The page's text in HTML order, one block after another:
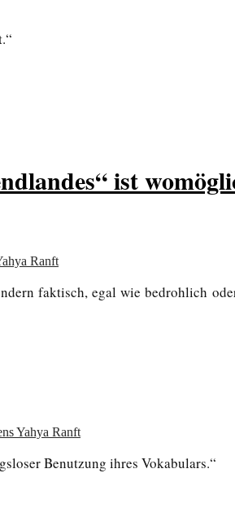
ist
Ranft
faktisch, egal wie bedrohlich
Yahya Ranft
Benutzung ihres Vokabulars.“